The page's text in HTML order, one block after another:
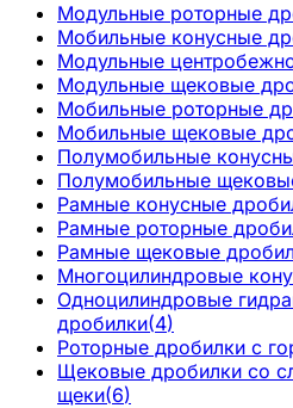
Модульные роторные
Мобильные конусные
Модульные
Модульные щековые
Мобильные роторные
Мобильные щековые
Полумобильные
Полумобильные
Рамные конусные
Рамные роторные
Рамные щековые
Многоцилиндровые
Одноцилиндровые
дробилки(4)
Роторные дробилки с
Щековые дробилки со
щеки(6)